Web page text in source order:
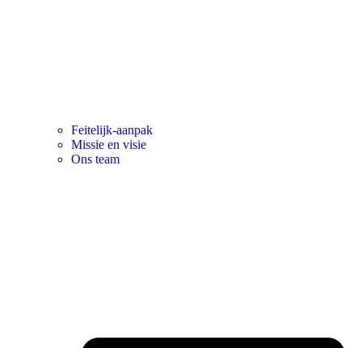
Feitelijk-aanpak
Missie en visie
Ons team